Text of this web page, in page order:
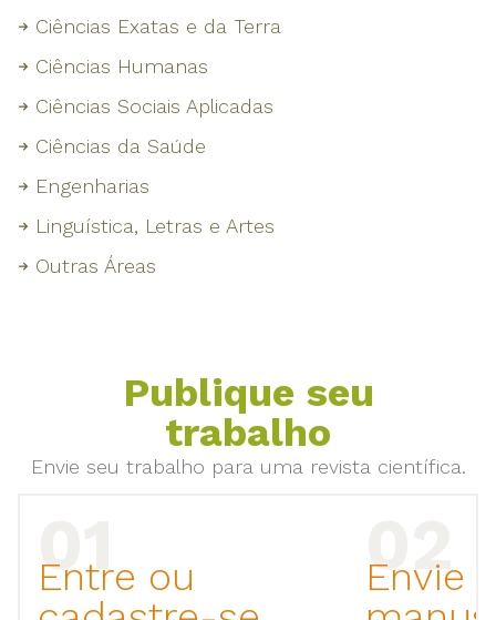
Ciências Exatas e da Terra
Ciências Humanas
Ciências Sociais Aplicadas
Ciências da Saúde
Engenharias
Linguística, Letras e Artes
Outras Áreas
Publique seu
trabalho
Envie seu trabalho para uma revista científica.
Entre ou
Envie